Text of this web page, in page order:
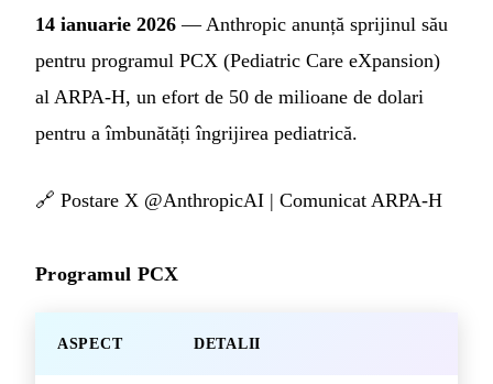
14 ianuarie 2026 — Anthropic anunță sprijinul său
pentru programul PCX (Pediatric Care eXpansion)
al ARPA-H, un efort de 50 de milioane de dolari
pentru a îmbunătăți îngrijirea pediatrică.
🔗 Postare X @AnthropicAI | Comunicat ARPA-H
Programul PCX
ASPECT DETALII